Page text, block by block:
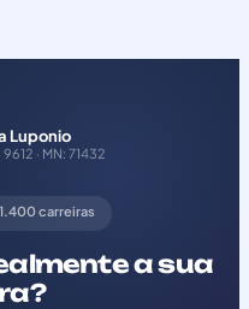
Luponio
· MN: 71432
carreiras
a sua